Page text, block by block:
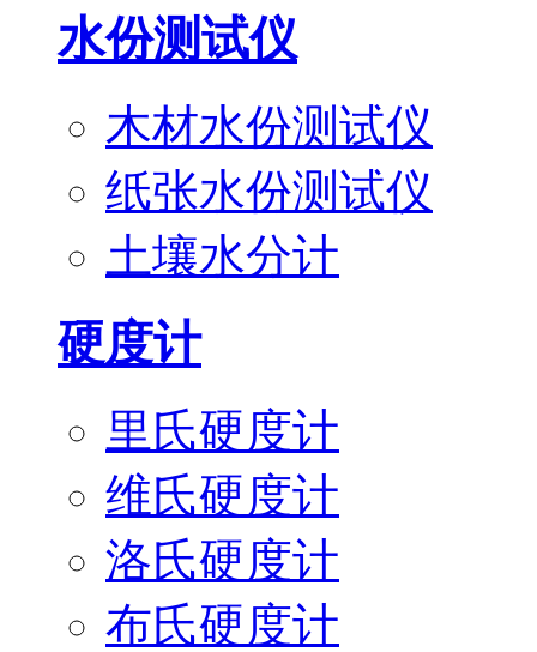
水份测试仪
木材水份测试仪
纸张水份测试仪
土壤水分计
硬度计
里氏硬度计
维氏硬度计
洛氏硬度计
布氏硬度计